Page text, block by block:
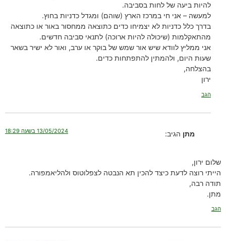
להיות ביעה של לחות בסביבה.
למעשה – אני חי במרכז הארץ (שוהם) ומגדל כדניות בחוץ.
בדרך כלל כדניות לא יצמיחו כדים כתוצאה ממחסור באור או כתוצאה
מהתאקלמות (שיכולה להיות ארוכה) לתנאי סביבה חדשים.
אני ממליץ לוודא שיש אור שמש של בוקר או ערב, ואור לא ישיר בשאר
שעות היום, ולהמתין להתפתחות כדים.
בהצלחה,
ירון
הגב
מתן הגיב: 13/05/2024 בשעה 18:29
שלום ירון,
הייתי רוצה לדעת כיצד להכין תא הנבטה לצפלוטוס ולהליאמפורה.
תודה רבה,
מתן.
הגב